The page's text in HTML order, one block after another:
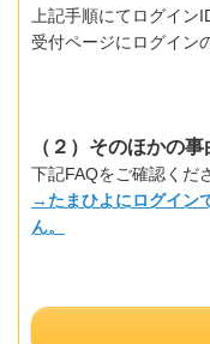
上記手順にてログイン
受付ページにログイン
（２）そのほかの
下記FAQをご確認くだ
→たまひよにログイン
ん。